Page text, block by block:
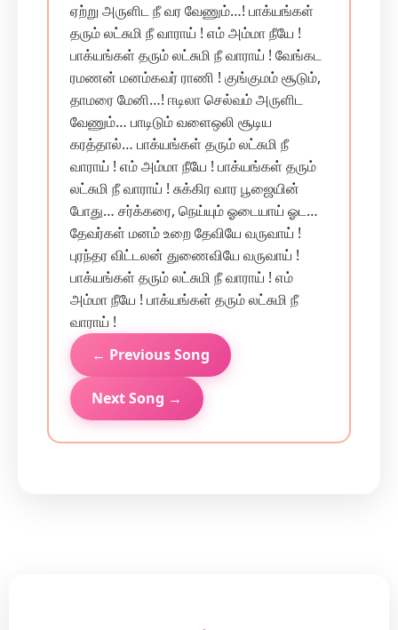
ஏற்று அருளிட நீ வர வேணும்…! பாக்யங்கள்
தரும் லட்சுமி நீ வாராய் ! எம் அம்மா நீயே !
பாக்யங்கள் தரும் லட்சுமி நீ வாராய் ! வேங்கட
ரமணன் மனம்கவர் ராணி ! குங்குமம் சூடும்,
தாமரை மேனி…! ஈடிலா செல்வம் அருளிட
வேணும்… பாடிடும் வளைஒலி சூடிய
கரத்தால்… பாக்யங்கள் தரும் லட்சுமி நீ
வாராய் ! எம் அம்மா நீயே ! பாக்யங்கள் தரும்
லட்சுமி நீ வாராய் ! சுக்கிர வார பூஜையின்
போது… சர்க்கரை, நெய்யும் ஓடையாய் ஓட…
தேவர்கள் மனம் உறை தேவியே வருவாய் !
புரந்தர விட்டலன் துணைவியே வருவாய் !
பாக்யங்கள் தரும் லட்சுமி நீ வாராய் ! எம்
அம்மா நீயே ! பாக்யங்கள் தரும் லட்சுமி நீ
வாராய் !
← Previous Song
Next Song →